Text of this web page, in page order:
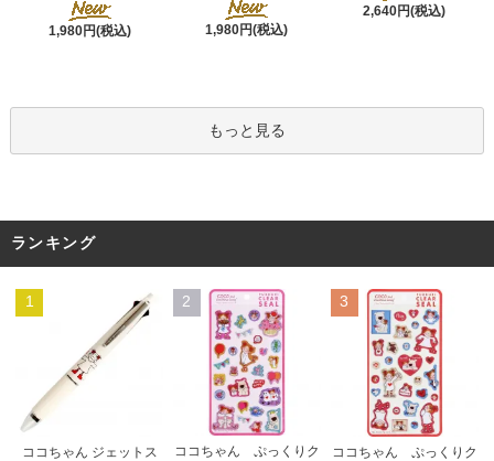
1,980円(税込) 1,980円(税込)
2,640円(税込)
もっと見る
ランキング
1
ココちゃん ジェットス
2
ココちゃん ぷっくりク
3
ココちゃん ぷっくりク